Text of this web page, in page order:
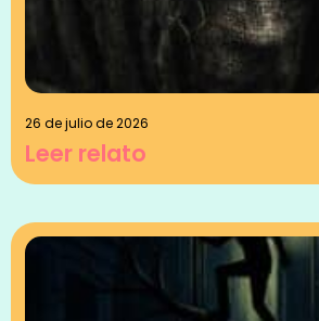
26 de julio de 2026
Leer relato